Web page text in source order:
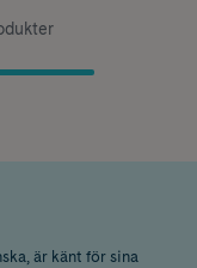
är känt för sina